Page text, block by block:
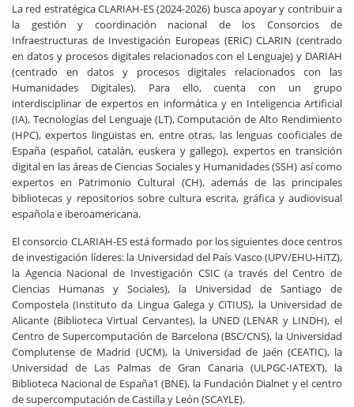
La red estratégica CLARIAH-ES (2024-2026) busca apoyar y contribuir a
la gestión y coordinación nacional de los Consorcios de
Infraestructuras de Investigación Europeas (ERIC) CLARIN (centrado
en datos y procesos digitales relacionados con el Lenguaje) y DARIAH
(centrado en datos y procesos digitales relacionados con las
Humanidades Digitales). Para ello, cuenta con un grupo
interdisciplinar de expertos en informática y en Inteligencia Artificial
(IA), Tecnologías del Lenguaje (LT), Computación de Alto Rendimiento
(HPC), expertos lingüistas en, entre otras, las lenguas cooficiales de
España (español, catalán, euskera y gallego), expertos en transición
digital en las áreas de Ciencias Sociales y Humanidades (SSH) así como
expertos en Patrimonio Cultural (CH), además de las principales
bibliotecas y repositorios sobre cultura escrita, gráfica y audiovisual
española e iberoamericana.
El consorcio CLARIAH-ES está formado por los siguientes doce centros
de investigación líderes: la Universidad del País Vasco (UPV/EHU-HiTZ),
la Agencia Nacional de Investigación CSIC (a través del Centro de
Ciencias Humanas y Sociales), la Universidad de Santiago de
Compostela (Instituto da Lingua Galega y CiTIUS), la Universidad de
Alicante (Biblioteca Virtual Cervantes), la UNED (LENAR y LINDH), el
Centro de Supercomputación de Barcelona (BSC/CNS), la Universidad
Complutense de Madrid (UCM), la Universidad de Jaén (CEATIC), la
Universidad de Las Palmas de Gran Canaria (ULPGC-IATEXT), la
Biblioteca Nacional de España1 (BNE), la Fundación Dialnet y el centro
de supercomputación de Castilla y León (SCAYLE).